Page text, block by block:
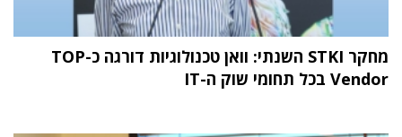
מחקר STKI השנתי: וואן טכנולוגיות דורגה כ-TOP
Vendor בכל תחומי שוק ה-IT